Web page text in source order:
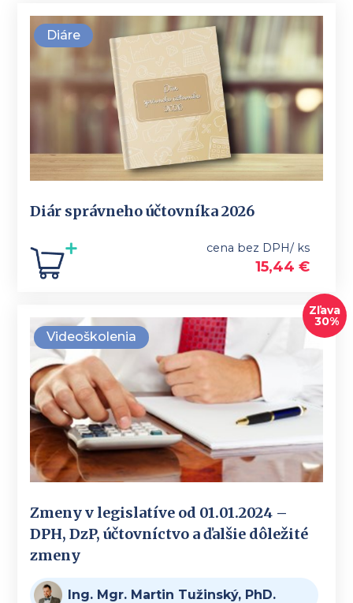
Diáre
Diár správneho účtovníka 2026
cena bez DPH/ ks
15,44 €
Videoškolenia
Zľava
30%
Zmeny v legislatíve od 01.01.2024 –
DPH, DzP, účtovníctvo a ďalšie dôležité
zmeny
Ing. Mgr. Martin Tužinský, PhD.